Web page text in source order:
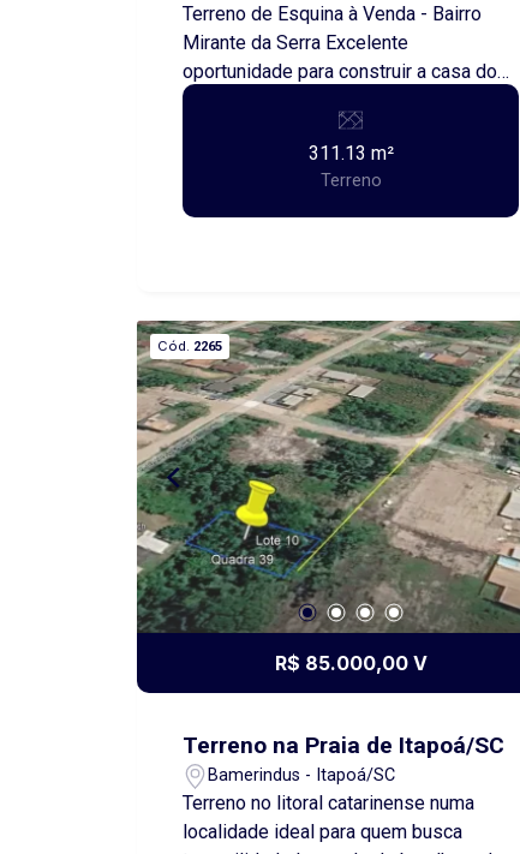
Terreno de Esquina à Venda - Bairro
Mirante da Serra Excelente
oportunidade para construir a casa dos
seus sonhos ou investir em uma região
em constante valorização! Localização:
Rua Ismael de Paula, esquina com a
Rua Maria Aparecida de Mello - Bairro
Mirante da Serra. Área total: 311,13 m²
na divisa dos fundos; * 20,10 metros de
frente para a Rua Maria Aparecida de
Mello. Por ser de esquina, o terreno
oferece maior versatilidade para
projetos arquitetônicos, excelente
aproveitamento da área e ótima
incidência de iluminação e ventilação
natural. Uma excelente opção para
quem busca um local privilegiado para
construir, com fácil acesso e grande
potencial de valorização. Entre em
contato para mais informações e
agende uma visita!
311.13 m²
Terreno
Cód. 2265
R$ 85.000,00 V
Terreno na Praia de Itapoá/SC
Bamerindus - Itapoá/SC
Terreno no litoral catarinense numa
localidade ideal para quem busca